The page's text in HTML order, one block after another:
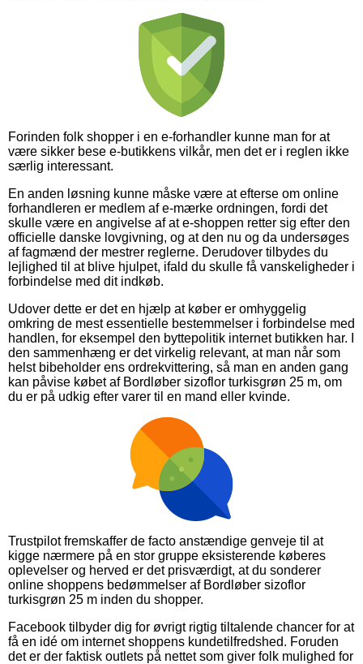
Forinden folk shopper i en e-forhandler kunne man for at
være sikker bese e-butikkens vilkår, men det er i reglen ikke
særlig interessant.
En anden løsning kunne måske være at efterse om online
forhandleren er medlem af e-mærke ordningen, fordi det
skulle være en angivelse af at e-shoppen retter sig efter den
officielle danske lovgivning, og at den nu og da undersøges
af fagmænd der mestrer reglerne. Derudover tilbydes du
lejlighed til at blive hjulpet, ifald du skulle få vanskeligheder i
forbindelse med dit indkøb.
Udover dette er det en hjælp at køber er omhyggelig
omkring de mest essentielle bestemmelser i forbindelse med
handlen, for eksempel den byttepolitik internet butikken har. I
den sammenhæng er det virkelig relevant, at man når som
helst bibeholder ens ordrekvittering, så man en anden gang
kan påvise købet af Bordløber sizoflor turkisgrøn 25 m, om
du er på udkig efter varer til en mand eller kvinde.
Trustpilot fremskaffer de facto anstændige genveje til at
kigge nærmere på en stor gruppe eksisterende køberes
oplevelser og herved er det prisværdigt, at du sonderer
online shoppens bedømmelser af Bordløber sizoflor
turkisgrøn 25 m inden du shopper.
Facebook tilbyder dig for øvrigt rigtig tiltalende chancer for at
få en idé om internet shoppens kundetilfredshed. Foruden
det er der faktisk outlets på nettet som giver folk mulighed for